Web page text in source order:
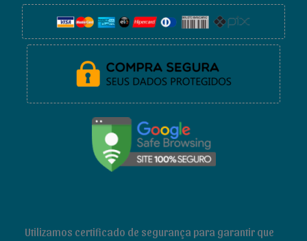
Utilizamos certificado de segurança para garantir que